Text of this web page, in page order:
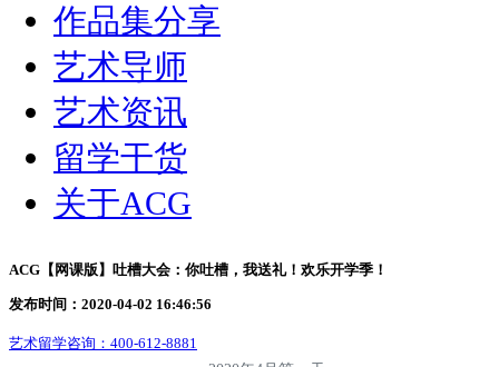
作品集分享
艺术导师
艺术资讯
留学干货
关于ACG
ACG【网课版】吐槽大会：你吐槽，我送礼！欢乐开学季！
发布时间：2020-04-02 16:46:56
艺术留学咨询： 400-612-8881